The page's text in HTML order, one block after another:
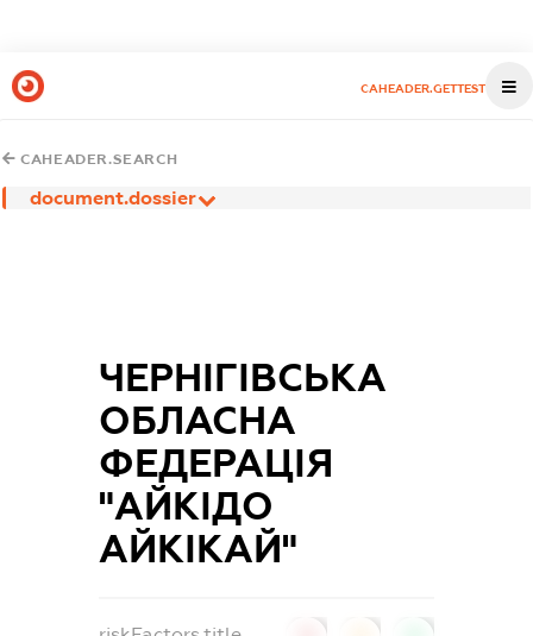
CAHEADER.GETTEST
CAHEADER.SEARCH
document.dossier
ЧЕРНІГІВСЬКА
ОБЛАСНА
ФЕДЕРАЦІЯ
"АЙКІДО
АЙКІКАЙ"